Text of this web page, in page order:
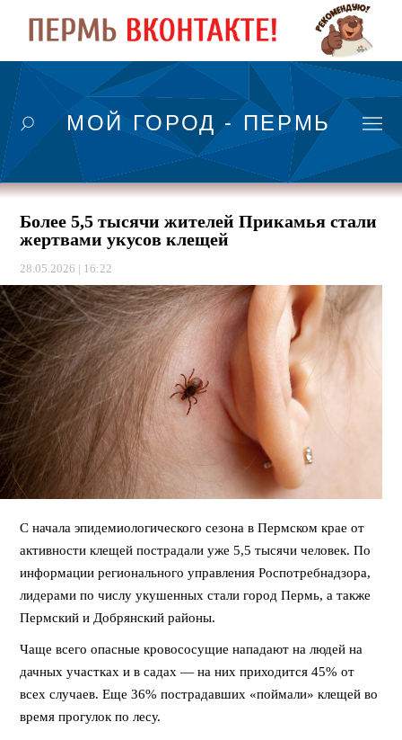
МОЙ ГОРОД - ПЕРМЬ
Более 5,5 тысячи жителей Прикамья стали
жертвами укусов клещей
28.05.2026 | 16:22
С начала эпидемиологического сезона в Пермском крае от
активности клещей пострадали уже 5,5 тысячи человек. По
информации регионального управления Роспотребнадзора,
лидерами по числу укушенных стали город Пермь, а также
Пермский и Добрянский районы.
Чаще всего опасные кровососущие нападают на людей на
дачных участках и в садах — на них приходится 45% от
всех случаев. Еще 36% пострадавших «поймали» клещей во
время прогулок по лесу.